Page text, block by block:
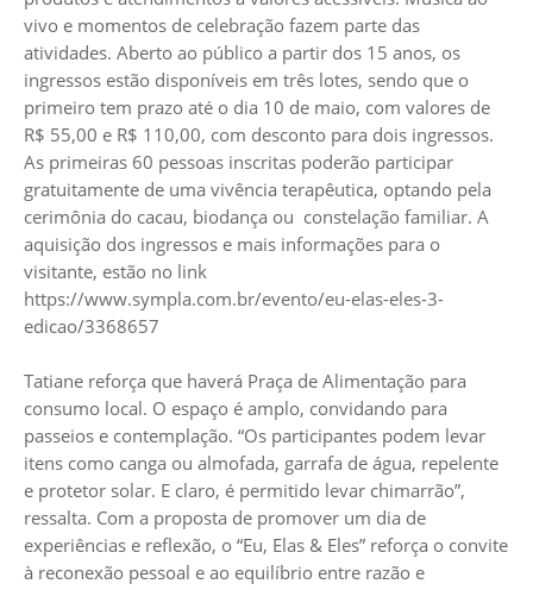
vivo e momentos de celebração fazem parte das
atividades. Aberto ao público a partir dos 15 anos, os
ingressos estão disponíveis em três lotes, sendo que o
primeiro tem prazo até o dia 10 de maio, com valores de
R$ 55,00 e R$ 110,00, com desconto para dois ingressos.
As primeiras 60 pessoas inscritas poderão participar
gratuitamente de uma vivência terapêutica, optando pela
cerimônia do cacau, biodança ou constelação familiar. A
aquisição dos ingressos e mais informações para o
visitante, estão no link
https://www.sympla.com.br/evento/eu-elas-eles-3-
edicao/3368657
Tatiane reforça que haverá Praça de Alimentação para
consumo local. O espaço é amplo, convidando para
passeios e contemplação. “Os participantes podem levar
itens como canga ou almofada, garrafa de água, repelente
e protetor solar. E claro, é permitido levar chimarrão”,
ressalta. Com a proposta de promover um dia de
experiências e reflexão, o “Eu, Elas & Eles” reforça o convite
à reconexão pessoal e ao equilíbrio entre razão e